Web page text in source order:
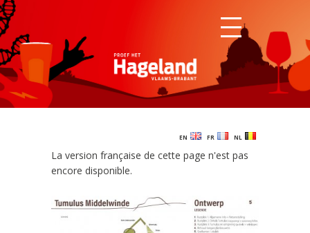
NL
FR
EN
La version française de cette page n'est pas
encore disponible.